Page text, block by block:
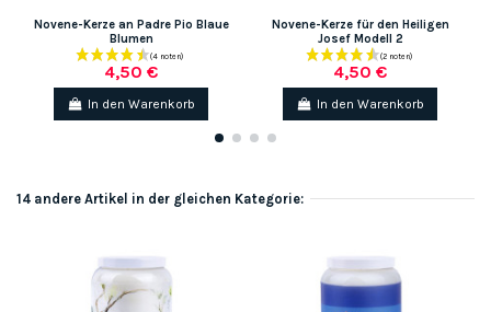
Novene-Kerze an Padre Pio Blaue
Blumen
4,50 €
In den Warenkorb
Novene-Kerze für den Heiligen
Josef Modell 2
4,50 €
In den Warenkorb
14 andere Artikel in der gleichen Kategorie: